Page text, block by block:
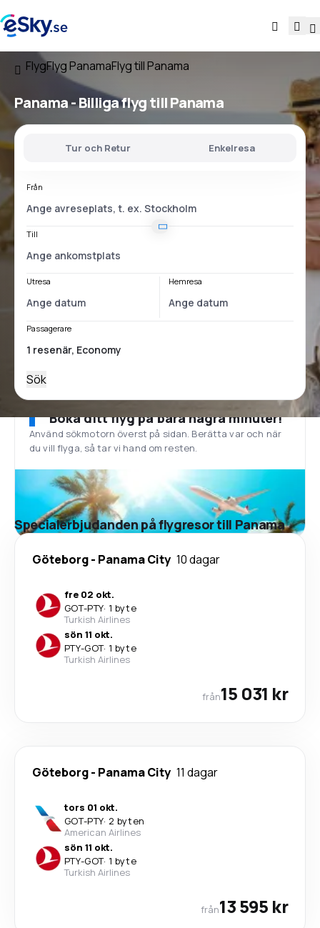
FlygFlyg PanamaFlyg till Panama
Panama - Billiga flyg till Panama
Tur och Retur Enkelresa
Från
Till
Utresa Hemresa
Passagerare
Sök
Boka ditt flyg på bara några minuter!
Använd sökmotorn överst på sidan. Berätta var och när
du vill flyga, så tar vi hand om resten.
Specialerbjudanden på flygresor till Panama
Göteborg- Panama City 10 dagar
fre 02 okt.
GOT-PTY· 1 byte
Turkish Airlines
sön 11 okt.
PTY-GOT· 1 byte
Turkish Airlines
från15 031 kr
Göteborg- Panama City 11 dagar
tors 01 okt.
GOT-PTY· 2 byten
American Airlines
sön 11 okt.
PTY-GOT· 1 byte
Turkish Airlines
från13 595 kr